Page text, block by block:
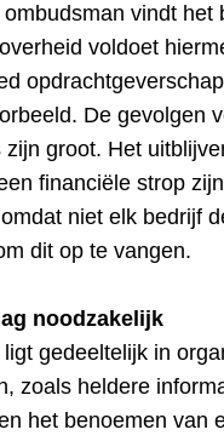
vindt het
voldoet
De gevolgen
groot. Het
financiële strop
niet elk bedrijf
dit op te vangen.
noodzakelijk
gedeeltelijk in
zoals heldere
het benoemen van